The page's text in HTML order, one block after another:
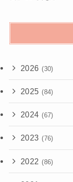
2026 (30)
2025 (84)
2024 (67)
2023 (76)
2022 (86)